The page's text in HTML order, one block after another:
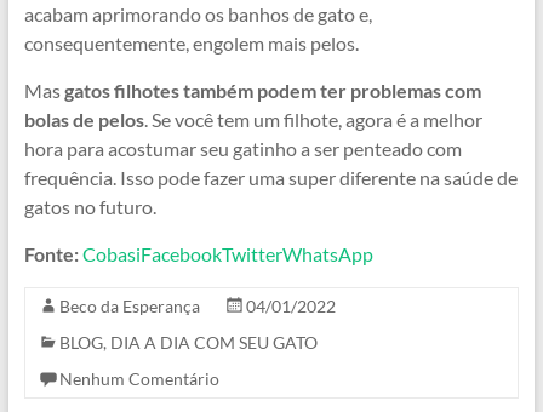
acabam aprimorando os banhos de gato e,
consequentemente, engolem mais pelos.
Masgatos filhotes também podem ter problemas com
bolas de pelos. Se você tem um filhote, agora é a melhor
hora para acostumar seu gatinho a ser penteado com
frequência. Isso pode fazer uma super diferente na saúde de
gatos no futuro.
Fonte:CobasiFacebookTwitterWhatsApp
Beco da Esperança
04/01/2022
BLOG, DIA A DIA COM SEU GATO
Nenhum Comentário